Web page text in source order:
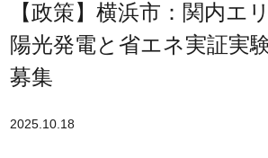
【政策】横浜市：関内エ
陽光発電と省エネ実証実
募集
2025.10.18